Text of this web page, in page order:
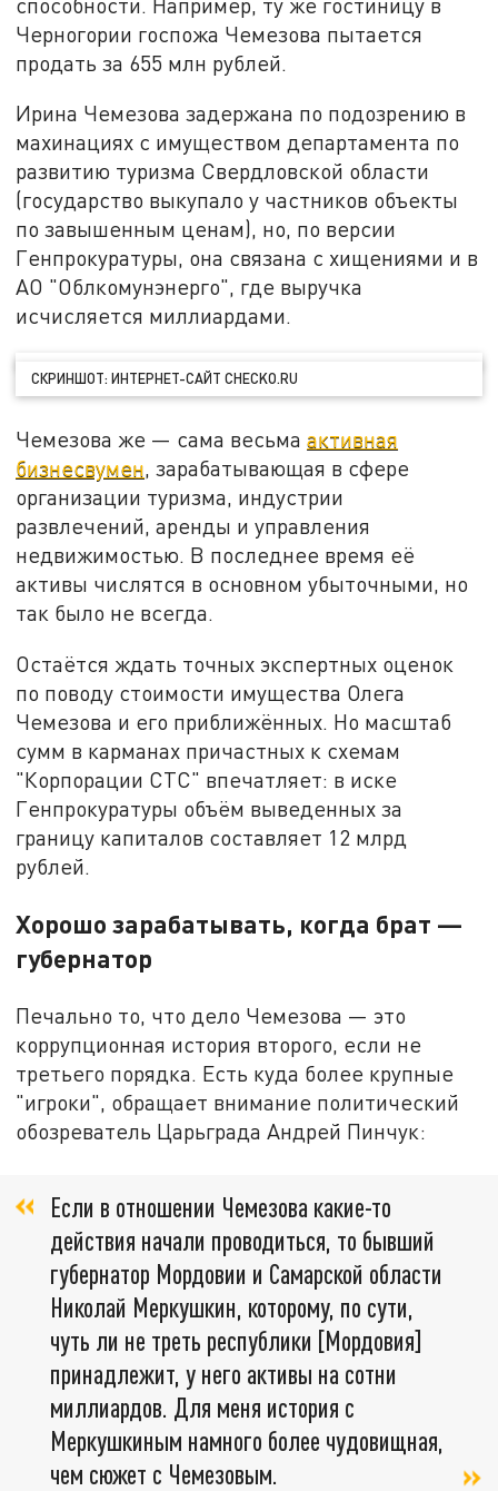
Черногории госпожа Чемезова пытается
продать за 655 млн рублей.
Ирина Чемезова задержана по подозрению в
махинациях с имуществом департамента по
развитию туризма Свердловской области
(государство выкупало у частников объекты
по завышенным ценам), но, по версии
Генпрокуратуры, она связана с хищениями и в
АО "Облкомунэнерго", где выручка
исчисляется миллиардами.
СКРИНШОТ: ИНТЕРНЕТ-САЙТ CHECKO.RU
Чемезова же — сама весьмаактивная
бизнесвумен, зарабатывающая в сфере
организации туризма, индустрии
развлечений, аренды и управления
недвижимостью. В последнее время её
активы числятся в основном убыточными, но
так было не всегда.
Остаётся ждать точных экспертных оценок
по поводу стоимости имущества Олега
Чемезова и его приближённых. Но масштаб
сумм в карманах причастных к схемам
"Корпорации СТС" впечатляет: в иске
Генпрокуратуры объём выведенных за
границу капиталов составляет 12 млрд
рублей.
Хорошо зарабатывать, когда брат —
губернатор
Печально то, что дело Чемезова — это
коррупционная история второго, если не
третьего порядка. Есть куда более крупные
"игроки", обращает внимание политический
обозреватель Царьграда Андрей Пинчук:
Если в отношении Чемезова какие-то
действия начали проводиться, то бывший
губернатор Мордовии и Самарской области
Николай Меркушкин, которому, по сути,
чуть ли не треть республики [Мордовия]
принадлежит, у него активы на сотни
миллиардов. Для меня история с
Меркушкиным намного более чудовищная,
чем сюжет с Чемезовым.